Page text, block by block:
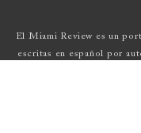
El Miami Review es un
escritas en español por